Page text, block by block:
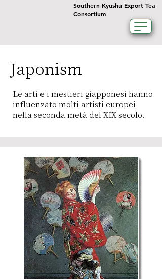
Southern Kyushu Export Tea
Consortium
Japonism
Le arti e i mestieri giapponesi hanno
influenzato molti artisti europei
nella seconda metà del XIX secolo.